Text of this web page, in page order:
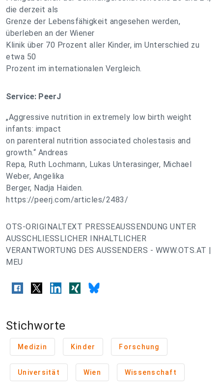
die derzeit als
Grenze der Lebensfähigkeit angesehen werden,
überleben an der Wiener
Klinik über 70 Prozent aller Kinder, im Unterschied zu
etwa 50
Prozent im internationalen Vergleich.
Service: PeerJ
„Aggressive nutrition in extremely low birth weight
infants: impact
on parenteral nutrition associated cholestasis and
growth.“ Andreas
Repa, Ruth Lochmann, Lukas Unterasinger, Michael
Weber, Angelika
Berger, Nadja Haiden.
https://peerj.com/articles/2483/
OTS-ORIGINALTEXT PRESSEAUSSENDUNG UNTER
AUSSCHLIESSLICHER INHALTLICHER
VERANTWORTUNG DES AUSSENDERS - WWW.OTS.AT |
MEU
Stichworte
Medizin Kinder Forschung
Universität Wien Wissenschaft